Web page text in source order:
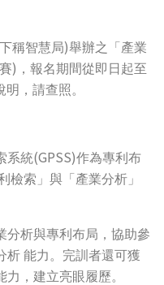
下稱智慧局)舉辦之「產業
) ，報名期間從即日起至
，請查照。
系統(GPSS)作為專利布
檢索」與「產業分析」
分析與專利布局，協助參
析 能力。完訓者還可獲
，建立亮眼履歷。